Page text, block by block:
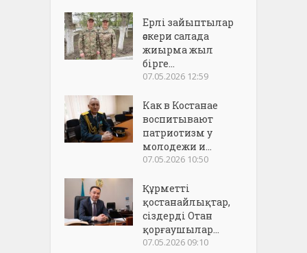
Ерлі зайыптылар
әскери салада
жиырма жыл
бірге...
07.05.2026 12:59
Как в Костанае
воспитывают
патриотизм у
молодежи и...
07.05.2026 10:50
Құрметті
қостанайлықтар,
сіздерді Отан
қорғаушылар...
07.05.2026 09:10